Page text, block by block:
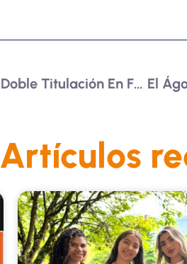
Abierta Convocatoria Para Doble Titulación En Francia Dirigida A Estudiantes De Arquitectura
Artículos